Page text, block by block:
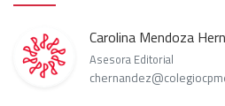
Carolina Mendoza
Asesora Editorial